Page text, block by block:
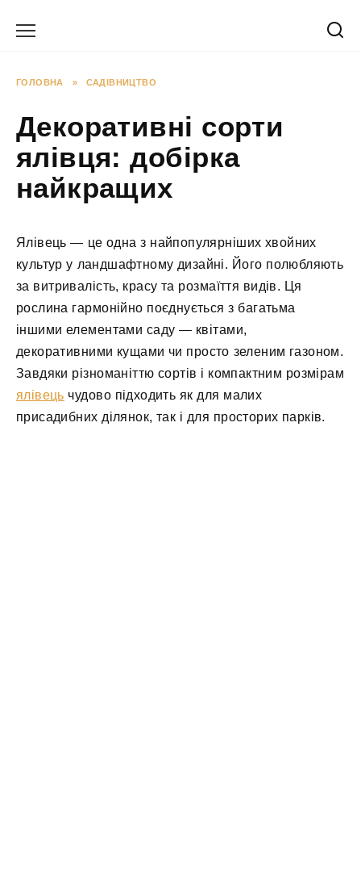
ГОЛОВНА » САДІВНИЦТВО
Декоративні сорти
ялівця: добірка
найкращих
Ялівець — це одна з найпопулярніших хвойних
культур у ландшафтному дизайні. Його полюбляють
за витривалість, красу та розмаїття видів. Ця
рослина гармонійно поєднується з багатьма
іншими елементами саду — квітами,
декоративними кущами чи просто зеленим газоном.
Завдяки різноманіттю сортів і компактним розмірам
ялівець чудово підходить як для малих
присадибних ділянок, так і для просторих парків.